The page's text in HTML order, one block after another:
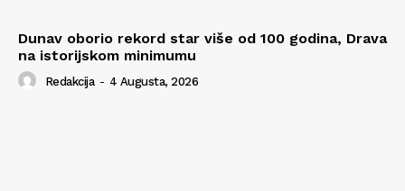
Dunav oborio rekord star više od 100 godina, Drava
na istorijskom minimumu
Redakcija - 4 Augusta, 2026